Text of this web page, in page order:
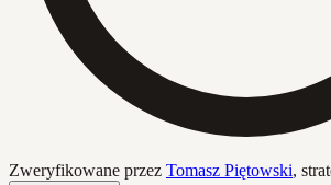
Zweryfikowane przez Tomasz Piętowski,